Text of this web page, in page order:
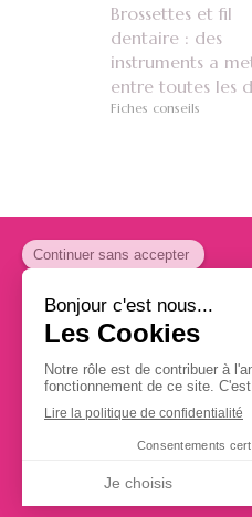
Brossettes et fil
dentaire : des
instruments a
entre toutes les
Fiches conseils